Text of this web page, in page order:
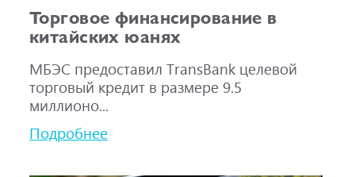
Торговое финансирование в
китайских юанях
МБЭС предоставил TransBank целевой
торговый кредит в размере 9.5
миллионо...
Подробнее